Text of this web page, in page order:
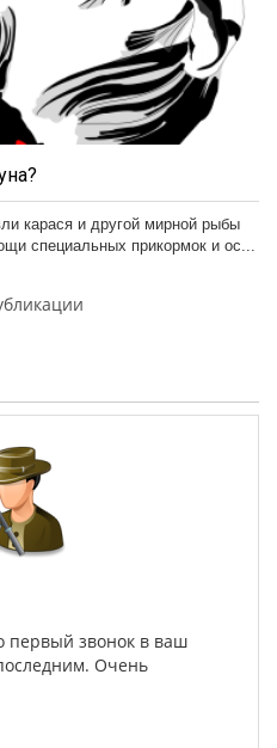
карася и другой мирной рыбы
специальных прикормок и ос...
первый звонок в ваш
Очень